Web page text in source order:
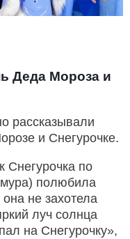
Деда Мороза и
рассказывали
и Снегурочке.
Снегурочка по
полюбила
не захотела
луч солнца
на Снегурочку»,